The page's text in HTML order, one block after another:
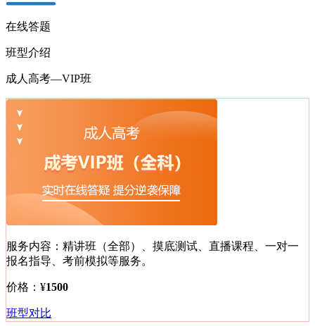
在线答题
班型介绍
成人高考—VIP班
服务内容： 精讲班（全部）、摸底测试、直播课程、一对一
报名指导、考前模拟等服务。
价格： ¥1500
班型对比